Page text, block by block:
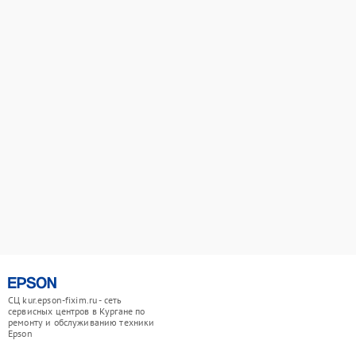
СЦ kur.epson-fixim.ru - сеть
сервисных центров в Кургане по
ремонту и обслуживанию техники
Epson